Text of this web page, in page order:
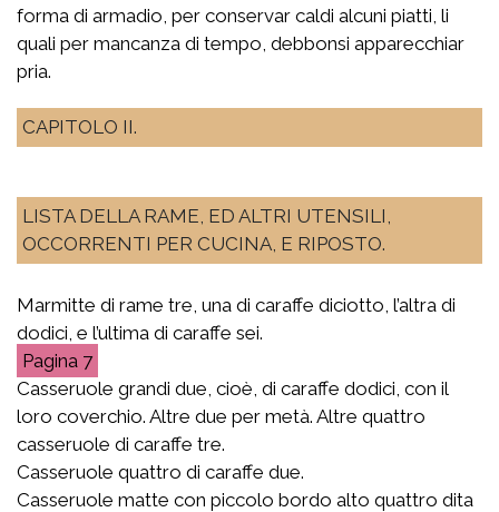
forma di armadio, per conservar caldi alcuni piatti, li
quali per mancanza di tempo, debbonsi apparecchiar
pria.
CAPITOLO II.
LISTA DELLA RAME, ED ALTRI UTENSILI,
OCCORRENTI PER CUCINA, E RIPOSTO.
Marmitte di rame tre, una di caraffe diciotto, l’altra di
dodici, e l’ultima di caraffe sei.
7
Casseruole grandi due, cioè, di caraffe dodici, con il
loro coverchio. Altre due per metà. Altre quattro
casseruole di caraffe tre.
Casseruole quattro di caraffe due.
Casseruole matte con piccolo bordo alto quattro dita